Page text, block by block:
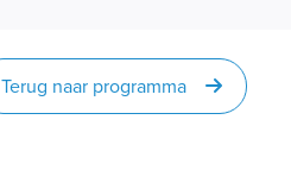
Terug naar programma